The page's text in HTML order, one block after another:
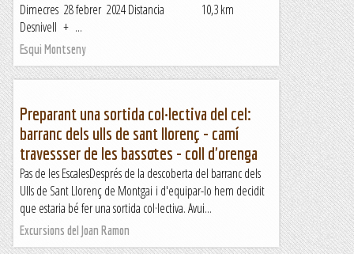
Dimecres 28 febrer 2024 Distancia 10,3 km
Desnivell + ...
Esqui Montseny
Preparant una sortida col·lectiva del cel:
barranc dels ulls de sant llorenç - camí
travessser de les bassotes - coll d'orenga
Pas de les EscalesDesprés de la descoberta del barranc dels
Ulls de Sant Llorenç de Montgai i d'equipar-lo hem decidit
que estaria bé fer una sortida col·lectiva. Avui...
Excursions del Joan Ramon